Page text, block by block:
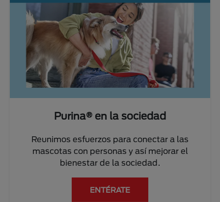
Purina® en la sociedad
Reunimos esfuerzos para conectar a las
mascotas con personas y así mejorar el
bienestar de la sociedad.
ENTÉRATE